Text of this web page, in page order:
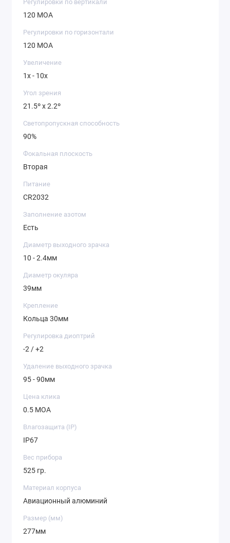
Регулировки по вертикали
120 MOA
Регулировки по горизонтали
120 MOA
Увеличение
1x - 10x
Угол зрения
21.5º x 2.2º
Светопропускная способность
90%
Фокальная плоскость
Вторая
Питание
CR2032
Заполнение азотом
Есть
Диаметр выходного зрачка
10 - 2.4мм
Диаметр окуляра
39мм
Крепление
Кольца 30мм
Регулировка диоптрий
-2 / +2
Удаление выходного зрачка
95 - 90мм
Цена клика
0.5 MOA
Влагозащита (IP)
IP67
Вес прибора
525 гр.
Материал корпуса
Авиационный алюминий
Размер (мм)
277мм